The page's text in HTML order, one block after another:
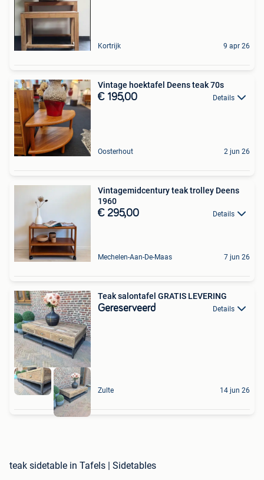
Kortrijk 9 apr 26
Vintage hoektafel Deens teak 70s
€ 195,00 Details
Oosterhout 2 jun 26
Vintagemidcentury teak trolley Deens
1960
€ 295,00 Details
Mechelen-Aan-De-Maas 7 jun 26
Teak salontafel GRATIS LEVERING
Gereserveerd Details
Zulte 14 jun 26
teak sidetable in Tafels | Sidetables